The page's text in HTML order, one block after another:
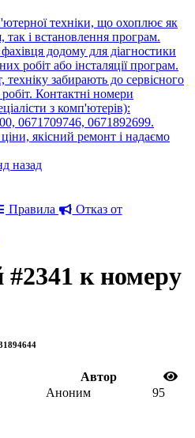
техніки, що охоплює як
так і встановлення програм.
додому для діагностики
робіт або інсталяції програм.
забирають до сервісного
Контактні номери
з комп'ютерів):
0671709746, 0671892699.
якісний ремонт і надаємо
назад
Правила
Отказ от
к номеру
Автор
Аноним 95